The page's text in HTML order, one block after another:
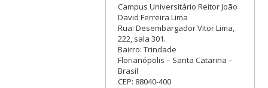
Campus Universitário Reitor João
David Ferreira Lima
Rua: Desembargador Vitor Lima,
222, sala 301.
Bairro: Trindade
Florianópolis – Santa Catarina –
Brasil
CEP: 88040-400